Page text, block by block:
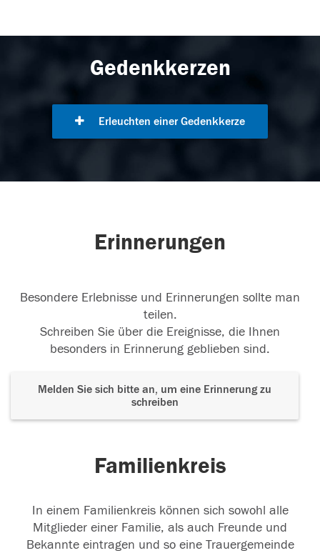
Gedenkkerzen
Erleuchten einer Gedenkkerze
Erinnerungen
Besondere Erlebnisse und Erinnerungen sollte man
teilen.
Schreiben Sie über die Ereignisse, die Ihnen
besonders in Erinnerung geblieben sind.
Melden Sie sich bitte an, um eine Erinnerung zu
schreiben
Familienkreis
In einem Familienkreis können sich sowohl alle
Mitglieder einer Familie, als auch Freunde und
Bekannte eintragen und so eine Trauergemeinde